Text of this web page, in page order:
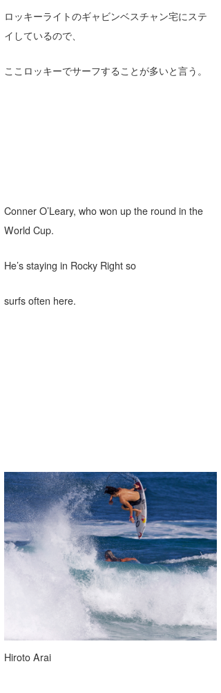
ロッキーライトのギャビンベスチャン宅にステ
イしているので、
ここロッキーでサーフすることが多いと言う。
Conner O’Leary, who won up the round in the
World Cup.
He’s staying in Rocky Right so
surfs often here.
Hiroto Arai